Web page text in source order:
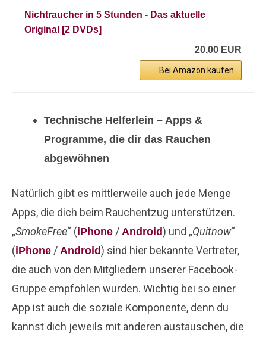
Nichtraucher in 5 Stunden - Das aktuelle
Original [2 DVDs]
20,00 EUR
Bei Amazon kaufen
Technische Helferlein – Apps &
Programme, die dir das Rauchen
abgewöhnen
Natürlich gibt es mittlerweile auch jede Menge
Apps, die dich beim Rauchentzug unterstützen.
„SmokeFree“ (iPhone / Android) und „Quitnow“
(iPhone / Android) sind hier bekannte Vertreter,
die auch von den Mitgliedern unserer Facebook-
Gruppe empfohlen wurden. Wichtig bei so einer
App ist auch die soziale Komponente, denn du
kannst dich jeweils mit anderen austauschen, die